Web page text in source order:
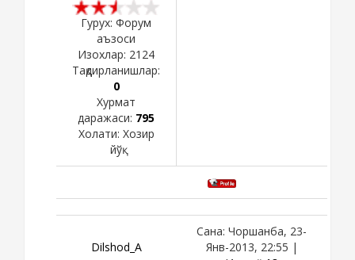
Гурух: Форум
аъзоси
Изохлар: 2124
Тақдирланишлар:
0
Хурмат
даражаси: 795
Холати: Хозир
йўқ
Dilshod_A
Сана: Чоршанба, 23-
Янв-2013, 22:55 |